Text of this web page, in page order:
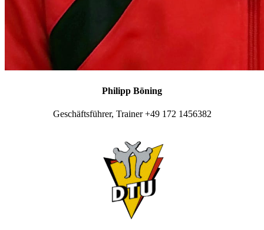
Philipp Böning
Geschäftsführer, Trainer +49 172 1456382